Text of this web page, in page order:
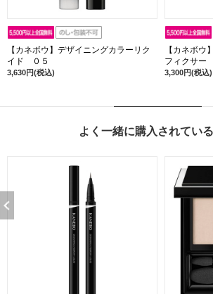
【カネボウ】デザイニングカラーリク
イド ０５
3,630円(税込)
【カネボウ
フィクサー
3,300円(税込)
よく一緒に購入されてい